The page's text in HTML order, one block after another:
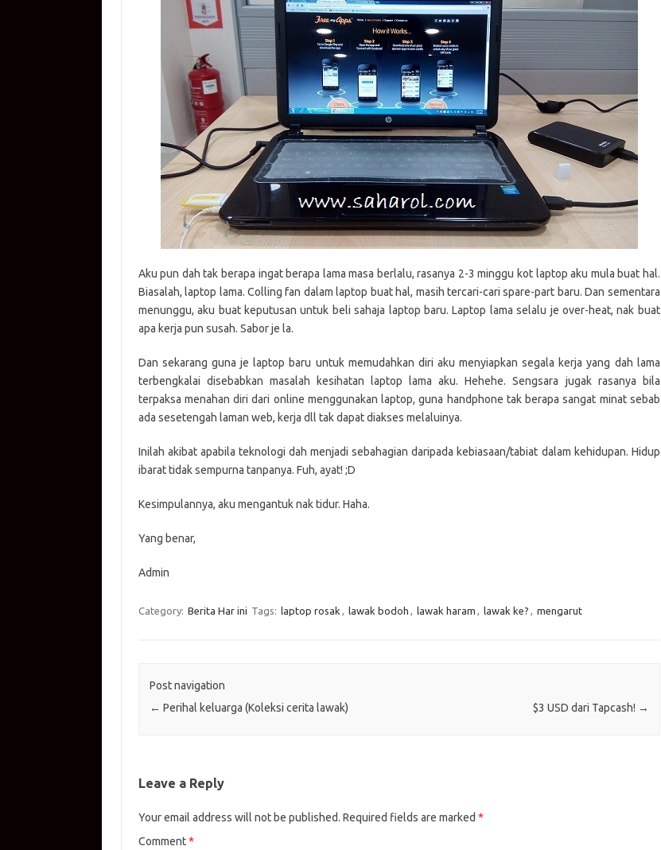
p
p
b
o
o
k
y
Li
n
k
te
r
g
er
h
at
e
dI
n
e
Aku pun dah tak berapa ingat berapa lama masa berlalu, rasanya 2-3 minggu kot laptop aku mula buat hal.
Biasalah, laptop lama. Colling fan dalam laptop buat hal, masih tercari-cari spare-part baru. Dan sementara
menunggu, aku buat keputusan untuk beli sahaja laptop baru. Laptop lama selalu je over-heat, nak buat
apa kerja pun susah. Sabor je la.
Dan sekarang guna je laptop baru untuk memudahkan diri aku menyiapkan segala kerja yang dah lama
terbengkalai disebabkan masalah kesihatan laptop lama aku. Hehehe. Sengsara jugak rasanya bila
terpaksa menahan diri dari online menggunakan laptop, guna handphone tak berapa sangat minat sebab
ada sesetengah laman web, kerja dll tak dapat diakses melaluinya.
Inilah akibat apabila teknologi dah menjadi sebahagian daripada kebiasaan/tabiat dalam kehidupan. Hidup
ibarat tidak sempurna tanpanya. Fuh, ayat! ;D
Kesimpulannya, aku mengantuk nak tidur. Haha.
Yang benar,
Admin
Category: Berita Har ini Tags: laptop rosak , lawak bodoh , lawak haram , lawak ke? , mengarut
Post navigation
← Perihal keluarga (Koleksi cerita lawak) $3 USD dari Tapcash! →
Leave a Reply
Your email address will not be published. Required fields are marked *
Comment*